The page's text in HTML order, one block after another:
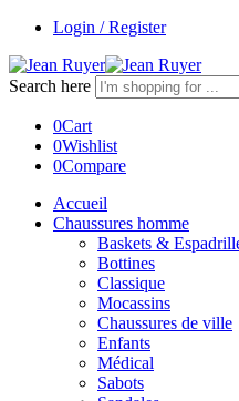
Login / Register
Search here
0Cart
0Wishlist
0Compare
Accueil
Chaussures homme
Baskets &
Bottines
Classique
Mocassins
Chaussures de ville
Enfants
Médical
Sabots